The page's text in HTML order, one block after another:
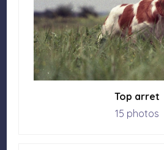
Top arret
15 photos